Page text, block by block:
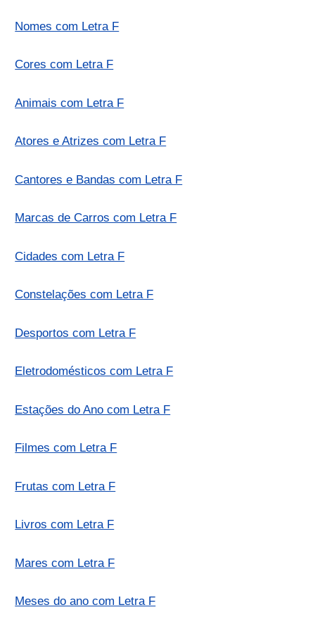
Nomes com Letra F
Cores com Letra F
Animais com Letra F
Atores e Atrizes com Letra F
Cantores e Bandas com Letra F
Marcas de Carros com Letra F
Cidades com Letra F
Constelações com Letra F
Desportos com Letra F
Eletrodomésticos com Letra F
Estações do Ano com Letra F
Filmes com Letra F
Frutas com Letra F
Livros com Letra F
Mares com Letra F
Meses do ano com Letra F